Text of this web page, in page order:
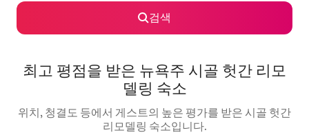
검색
최고 평점을 받은 뉴욕주 시골 헛간 리모
델링 숙소
위치, 청결도 등에서 게스트의 높은 평가를 받은 시골 헛간
리모델링 숙소입니다.